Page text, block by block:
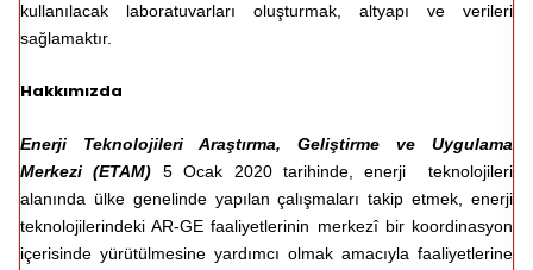
kullanılacak laboratuvarları oluşturmak, altyapı ve verileri
sağlamaktır.
Hakkımızda
Enerji Teknolojileri Araştırma, Geliştirme ve Uygulama
Merkezi (ETAM) 5 Ocak 2020 tarihinde, enerji teknolojileri
alanında ülke genelinde yapılan çalışmaları takip etmek, enerji
teknolojilerindeki AR-GE faaliyetlerinin merkezî bir koordinasyon
içerisinde yürütülmesine yardımcı olmak amacıyla faaliyetlerine